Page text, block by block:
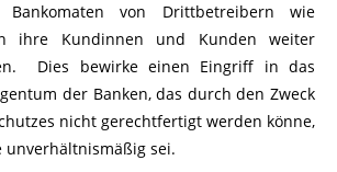
Bankomaten von Drittbetreibern wie
ihre Kundinnen und Kunden weiter
Dies bewirke einen Eingriff in das
der Banken, das durch den Zweck
nicht gerechtfertigt werden könne,
unverhältnismäßig sei.